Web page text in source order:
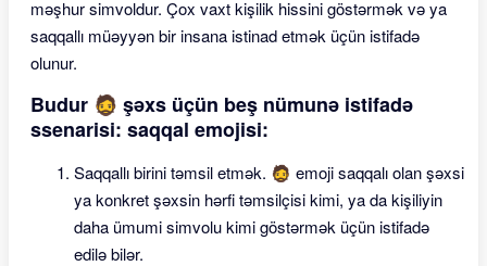
məşhur simvoldur. Çox vaxt kişilik hissini göstərmək və ya
saqqallı müəyyən bir insana istinad etmək üçün istifadə
olunur.
Budur 🧔 şəxs üçün beş nümunə istifadə
ssenarisi: saqqal emojisi:
Saqqallı birini təmsil etmək. 🧔 emoji saqqalı olan şəxsi
ya konkret şəxsin hərfi təmsilçisi kimi, ya da kişiliyin
daha ümumi simvolu kimi göstərmək üçün istifadə
edilə bilər.